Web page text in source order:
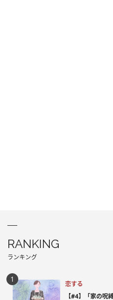
RANKING
ランキング
恋する
【#4】「家の呪